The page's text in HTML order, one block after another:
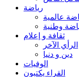
رياضة
عالمية
وطنية
ثقافة و إعلام
الرأي الآخر
دين و دنيا
الوفيات
القراء يكتبون